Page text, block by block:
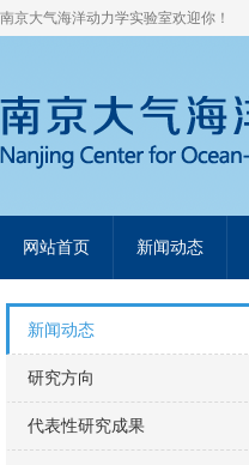
南京大气海洋动力学实验室欢迎你！
网站首页 新闻动态
新闻动态
研究方向
代表性研究成果